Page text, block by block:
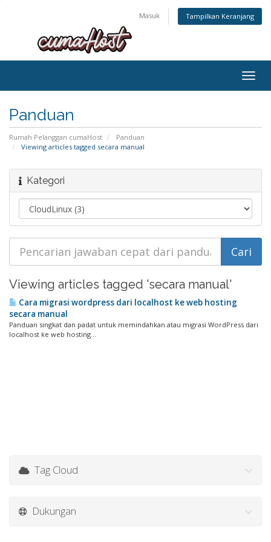
Masuk Tampilkan Keranjang
Panduan
Rumah Pelanggan cumaHost
Panduan
Viewing articles tagged secara manual
Kategori
Viewing articles tagged 'secara manual'
Cara migrasi wordpress dari localhost ke web hosting
secara manual
Panduan singkat dan padat untuk memindahkan atau migrasi WordPress dari
localhost ke web hosting...
Tag Cloud
Dukungan